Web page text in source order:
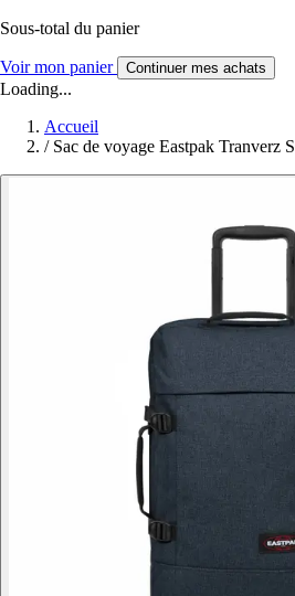
Sous-total du panier
Voir mon panier Continuer mes achats
Loading...
Accueil
/ Sac de voyage Eastpak Tranverz S